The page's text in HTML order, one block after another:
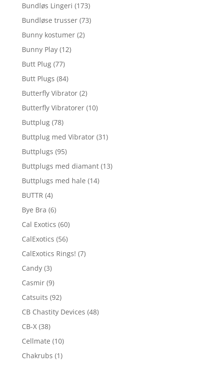
Bundløs Lingeri (173)
Bundløse trusser (73)
Bunny kostumer (2)
Bunny Play (12)
Butt Plug (77)
Butt Plugs (84)
Butterfly Vibrator (2)
Butterfly Vibratorer (10)
Buttplug (78)
Buttplug med Vibrator (31)
Buttplugs (95)
Buttplugs med diamant (13)
Buttplugs med hale (14)
BUTTR (4)
Bye Bra (6)
Cal Exotics (60)
CalExotics (56)
CalExotics Rings! (7)
Candy (3)
Casmir (9)
Catsuits (92)
CB Chastity Devices (48)
CB-X (38)
Cellmate (10)
Chakrubs (1)